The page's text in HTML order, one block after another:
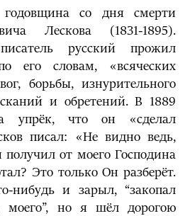
со дня смерти
Лескова (1831-1895).
русский прожил
его словам, «всяческих
борьбы, изнурительного
и обретений. В 1889
упрёк, что он «сделал
писал: «Не видно ведь,
получил от моего Господина
Это только Он разберёт.
нибудь и зарыл, “закопал
моего”, но я шёл дорогою